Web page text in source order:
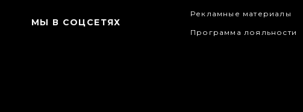
МЫ В СОЦСЕТЯХ
Рекламные материалы
Программа лояльности